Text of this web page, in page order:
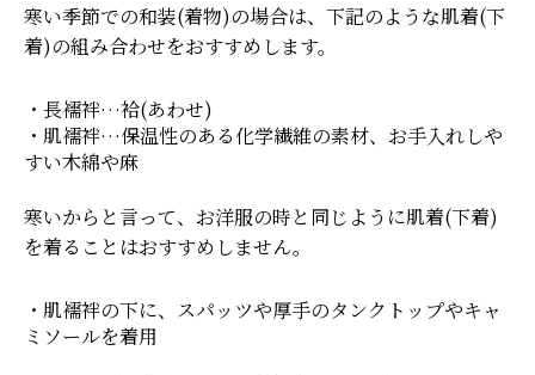
寒い季節での和装(着物)の場合は、下記のような肌着(下
着)の組み合わせをおすすめします。
・長襦袢…袷(あわせ)
・肌襦袢…保温性のある化学繊維の素材、お手入れしや
すい木綿や麻
寒いからと言って、お洋服の時と同じように肌着(下着)
を着ることはおすすめしません。
・肌襦袢の下に、スパッツや厚手のタンクトップやキャ
ミソールを着用